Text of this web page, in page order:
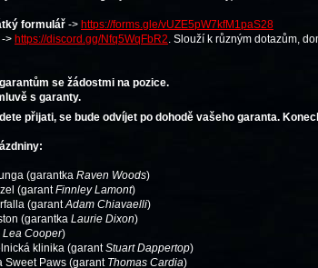
formulář-> https://forms.gle/vUZE5pW7kfM1paS28
> https://discord.gg/Nfq5WqFbR2. Slouží k různým dotazům,
se žádostmi na pozice.
s garanty.
přijati, se bude odvíjet po dohodě vašeho garanta.
(garantka Raven Woods)
(garantFinnley Lamont)
(garantAdam Chiavaelli)
(garantka Laurie Dixon)
Lea Cooper)
klinika (garantStuart Dappertop)
Sweet Paws (garant Thomas Cardia)